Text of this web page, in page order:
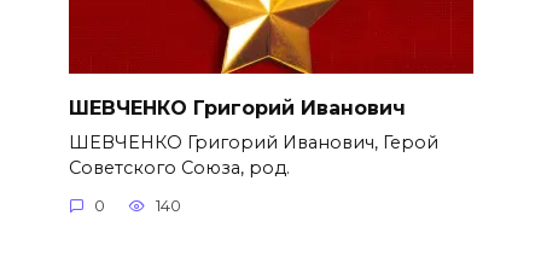
ШЕВЧЕНКО Григорий Иванович
ШЕВЧЕНКО Григорий Иванович, Герой
Советского Союза, род.
0 140